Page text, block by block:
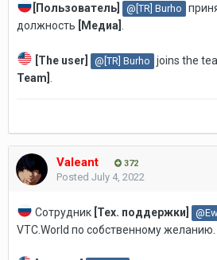
Пользователь] @[TR] Burho
должность
[Медиа]
[The user] @[TR] Burho joins the
Team
Valeant 372
Posted July 4, 2022
Сотрудник [Тех. поддержки]
VTC.World по собственному желанию.